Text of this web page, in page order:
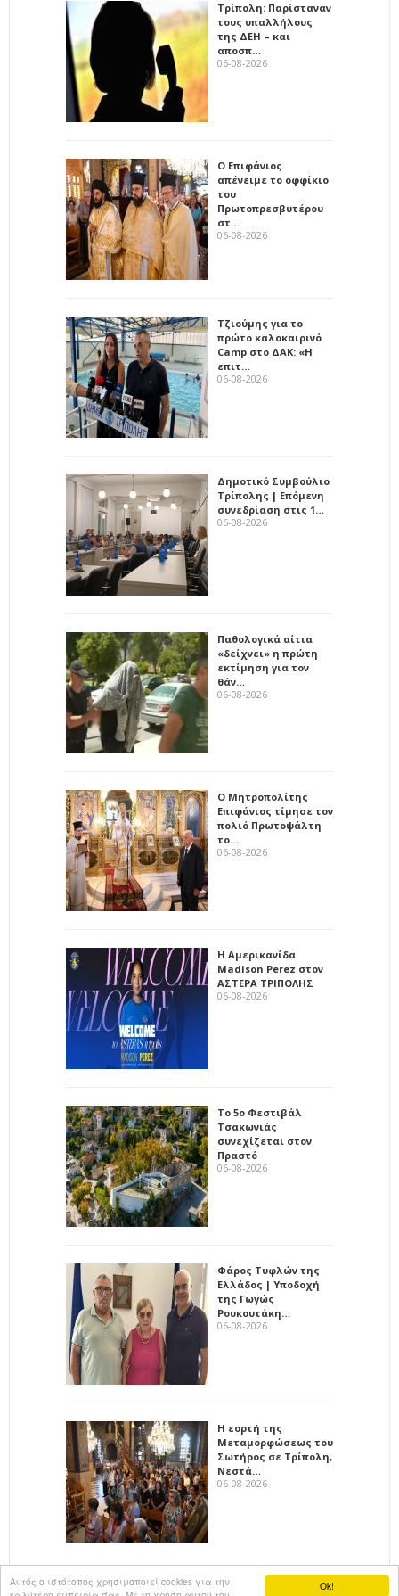
Ok!
Αυτός ο ιστότοπος χρησιμοποιεί cookies για την
Τρίπολη: Παρίσταναν
τους υπαλλήλους
της ΔΕΗ – και
αποσπ…
06-08-2026
Ο Επιφάνιος
απένειμε το οφφίκιο
του
Πρωτοπρεσβυτέρου
στ…
06-08-2026
Τζιούμης για το
πρώτο καλοκαιρινό
Camp στο ΔΑΚ: «Η
επιτ…
06-08-2026
Δημοτικό Συμβούλιο
Τρίπολης | Επόμενη
συνεδρίαση στις 1…
06-08-2026
Παθολογικά αίτια
«δείχνει» η πρώτη
εκτίμηση για τον
θάν…
06-08-2026
Ο Μητροπολίτης
Επιφάνιος τίμησε τον
πολιό Πρωτοψάλτη
το…
06-08-2026
Η Αμερικανίδα
Madison Perez στον
ΑΣΤΕΡΑ ΤΡΙΠΟΛΗΣ
06-08-2026
Το 5ο Φεστιβάλ
Τσακωνιάς
συνεχίζεται στον
Πραστό
06-08-2026
Φάρος Τυφλών της
Ελλάδος | Υποδοχή
της Γωγώς
Ρουκουτάκη…
06-08-2026
Η εορτή της
Μεταμορφώσεως του
Σωτήρος σε Τρίπολη,
Νεστά…
06-08-2026